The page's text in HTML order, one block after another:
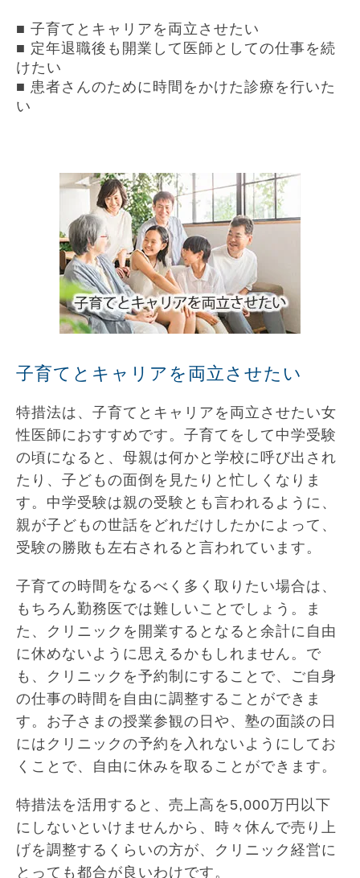
■ 子育てとキャリアを両立させたい
■ 定年退職後も開業して医師としての仕事を続
けたい
■ 患者さんのために時間をかけた診療を行いた
い
子育てとキャリアを両立させたい
特措法は、子育てとキャリアを両立させたい女
性医師におすすめです。子育てをして中学受験
の頃になると、母親は何かと学校に呼び出され
たり、子どもの面倒を見たりと忙しくなりま
す。中学受験は親の受験とも言われるように、
親が子どもの世話をどれだけしたかによって、
受験の勝敗も左右されると言われています。
子育ての時間をなるべく多く取りたい場合は、
もちろん勤務医では難しいことでしょう。ま
た、クリニックを開業するとなると余計に自由
に休めないように思えるかもしれません。で
も、クリニックを予約制にすることで、ご自身
の仕事の時間を自由に調整することができま
す。お子さまの授業参観の日や、塾の面談の日
にはクリニックの予約を入れないようにしてお
くことで、自由に休みを取ることができます。
特措法を活用すると、売上高を5,000万円以下
にしないといけませんから、時々休んで売り上
げを調整するくらいの方が、クリニック経営に
とっても都合が良いわけです。